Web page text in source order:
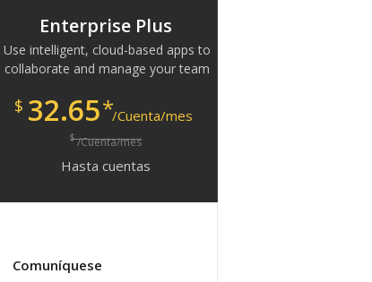
Enterprise Plus
Use intelligent, cloud-based apps to
collaborate and manage your team
$ 32.65*/Cuenta/mes
$/Cuenta/mes
Hasta cuentas
Comuníquese